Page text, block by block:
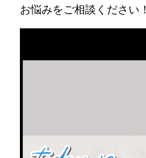
お悩みをご相談ください！